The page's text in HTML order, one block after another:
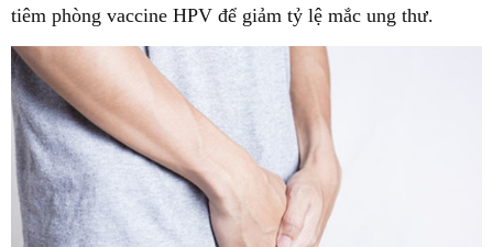
tiêm phòng vaccine HPV để giảm tỷ lệ mắc ung thư.